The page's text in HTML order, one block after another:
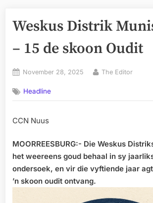
Weskus Distrik
– 15 de skoon Oudit
Posted
November 28, 2025 By
The Editor
Headline
CCN Nuus
MOORREESBURG:- Die Weskus
het weereens goud behaal in sy
ondersoek, en vir die vyftiende jaar
’n skoon oudit ontvang.